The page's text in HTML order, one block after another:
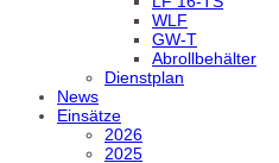
WLF
GW-T
Abrollbehälter
Dienstplan
News
Einsätze
2026
2025